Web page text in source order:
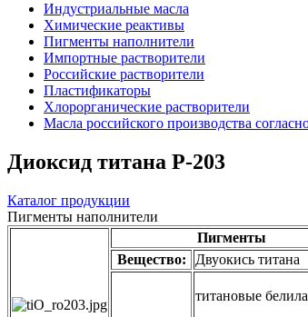
Индустриальные масла
Химические реактивы
Пигменты наполнители
Импортные растворители
Российские растворители
Пластификаторы
Хлорорганические растворители
Масла российского производства
Диоксид титана Р-203
Каталог продукции
Пигменты наполнители
Пигменты
Вещество:
Двуокись титана
титановые белила